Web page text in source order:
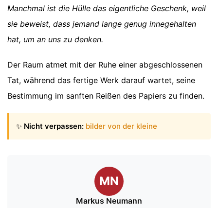
Manchmal ist die Hülle das eigentliche Geschenk, weil
sie beweist, dass jemand lange genug innegehalten
hat, um an uns zu denken.
Der Raum atmet mit der Ruhe einer abgeschlossenen
Tat, während das fertige Werk darauf wartet, seine
Bestimmung im sanften Reißen des Papiers zu finden.
✨ Nicht verpassen: bilder von der kleine
MN
Markus Neumann